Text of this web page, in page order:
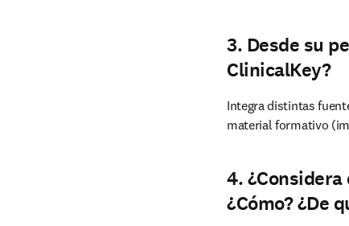
3. Desde su
ClinicalKey?
Integra distintas
material formativo
4.
¿Cómo? ¿De